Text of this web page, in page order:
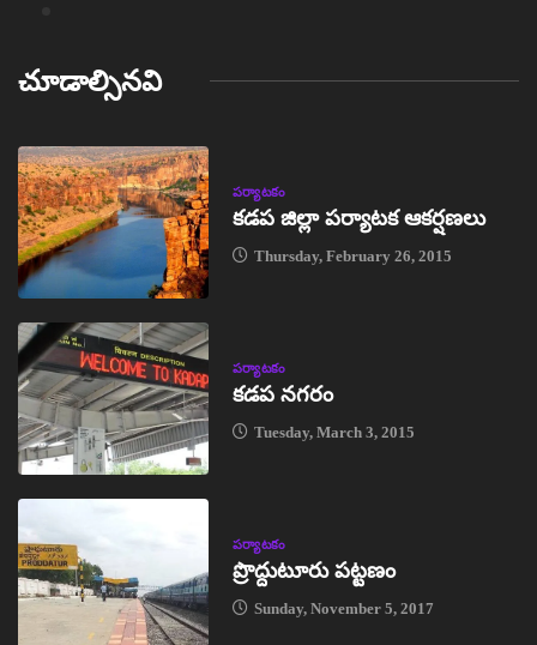
చూడాల్సినవి
పర్యాటకం
కడప జిల్లా పర్యాటక ఆకర్షణలు
Thursday, February 26, 2015
పర్యాటకం
కడప నగరం
Tuesday, March 3, 2015
పర్యాటకం
ప్రొద్దుటూరు పట్టణం
Sunday, November 5, 2017